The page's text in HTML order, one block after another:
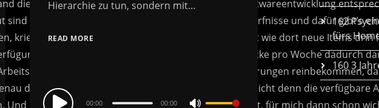
Hierarchie zu tun, sondern mit…
READ MORE
Audio
00:00 00:00
162
fürs
160 3